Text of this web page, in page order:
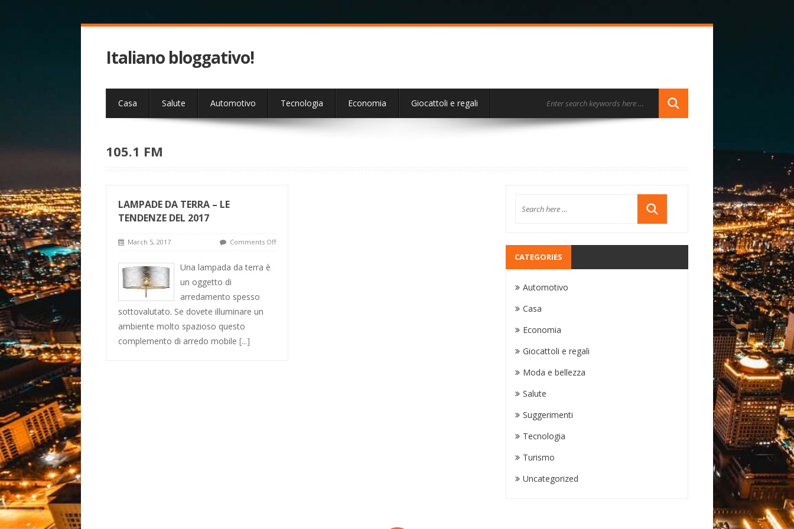
Italiano bloggativo!
Casa Salute Automotivo Tecnologia Economia Giocattoli e regali
105.1 FM
LAMPADE DA TERRA – LE
TENDENZE DEL 2017
March 5, 2017 Comments Off
Una lampada da terra è
un oggetto di
arredamento spesso
sottovalutato. Se dovete illuminare un
ambiente molto spazioso questo
complemento di arredo mobile [...]
CATEGORIES
Automotivo
Casa
Economia
Giocattoli e regali
Moda e bellezza
Salute
Suggerimenti
Tecnologia
Turismo
Uncategorized